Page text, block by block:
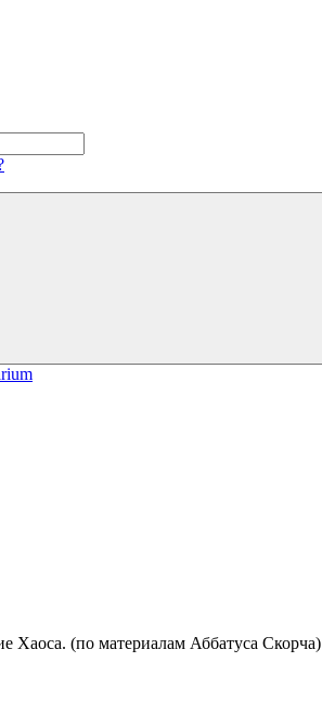
Хаоса. (по материалам Аббатуса Скорча)